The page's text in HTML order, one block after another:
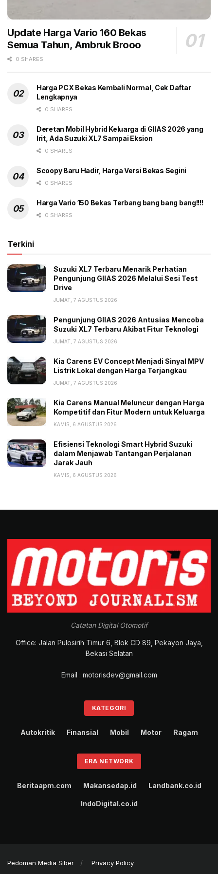
sudah diproduksi massal demi menyunat biaya.
Autoevolution menilai, mobil Tesla seharga US$ 25
ribu sangat masuk akal. Sebab, jika menilik sejarah,
harga model 3 awalnya diduga US$ 35 ribu ketika
membubung menjadi US$ 47 ribu alias Rp 700 jutaan.
Ya kita lihat saja nanti.
Mobil Listrik Murah
Tesla
Update Harga Vario 160 Bekas
Semua Tahun, Ambruk Brooo
0 SHARES
Harga PCX Bekas Kembali Normal, Cek Daftar
Lengkapnya
0 SHARES
Deretan Mobil Hybrid Keluarga di GIIAS 2026 yang
Irit, Ada Suzuki XL7 Sampai Eksion
0 SHARES
Scoopy Baru Hadir, Harga Versi Bekas Segini
0 SHARES
Harga Vario 150 Bekas Terbang bang bang bang!!!!
0 SHARES
Terkini
Suzuki XL7 Terbaru Menarik Perhatian
Pengunjung GIIAS 2026 Melalui Sesi Test
Drive
JUMAT, 7 AGUSTUS 2026
Pengunjung GIIAS 2026 Antusias Mencoba
Suzuki XL7 Terbaru Akibat Fitur Teknologi
JUMAT, 7 AGUSTUS 2026
Kia Carens EV Concept Menjadi Sinyal MPV
Listrik Lokal dengan Harga Terjangkau
JUMAT, 7 AGUSTUS 2026
Kia Carens Manual Meluncur dengan Harga
Kompetitif dan Fitur Modern untuk Keluarga
KAMIS, 6 AGUSTUS 2026
Efisiensi Teknologi Smart Hybrid Suzuki
dalam Menjawab Tantangan Perjalanan
Jarak Jauh
KAMIS, 6 AGUSTUS 2026
Catatan Digital Otomotif
Office: Jalan Pulosirih Timur 6, Blok CD 89, Pekayon Jaya,
Bekasi Selatan
Email : motorisdev@gmail.com
KATEGORI
Autokritik Finansial Mobil Motor Ragam
ERA NETWORK
Beritaapm.com Makansedap.id Landbank.co.id
IndoDigital.co.id
Pedoman Media Siber Privacy Policy